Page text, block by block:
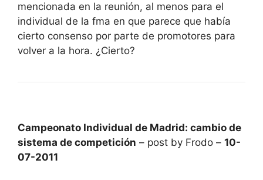
mencionada en la reunión, al menos para el
individual de la fma en que parece que había
cierto consenso por parte de promotores para
volver a la hora. ¿Cierto?
Campeonato Individual de Madrid: cambio de
sistema de competición – post by Frodo – 10-
07-2011